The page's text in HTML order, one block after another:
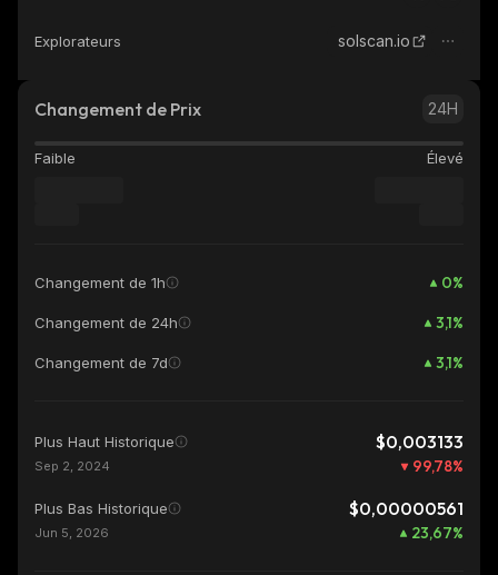
Explorateurs solscan.io
Changement de Prix 24H
Faible Élevé
Changement de 1h 0%
Changement de 24h 3,1%
Changement de 7d 3,1%
Plus Haut Historique $0,003133
Sep 2, 2024 99,78%
Plus Bas Historique $0,00000561
Jun 5, 2026 23,67%